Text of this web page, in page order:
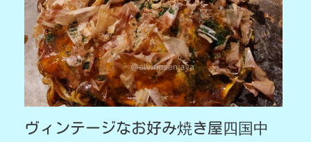
ヴィンテージなお好み焼き屋四国中